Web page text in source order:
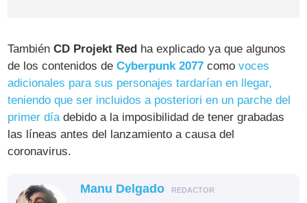
TambiénCD‌ Projekt Red ha explicado ya que algunos
de los contenidos deCyberpunk 2077 comovoces
adicionales para sus personajes tardarían en llegar,
teniendo que ser incluidos a posteriori en un parche del
primer díadebido a la imposibilidad de tener grabadas
las líneas antes del lanzamiento a causa del
coronavirus.
Manu Delgado REDACTOR